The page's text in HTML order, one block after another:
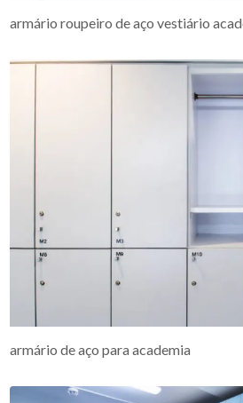
armário roupeiro de aço vestiário
armário de aço para academia